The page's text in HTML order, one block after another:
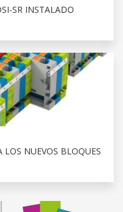
SR INSTALADO
NUEVOS BLOQUES